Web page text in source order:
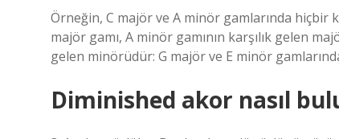
Örneğin, C majör ve A minör gamlarında
majör gamı, A minör gamının karşılık gelen
gelen minörüdür: G majör ve E minör
Diminished akor nasıl